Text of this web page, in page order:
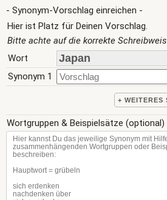
- Synonym-Vorschlag einreichen -
Hier ist Platz für Deinen Vorschlag.
Bitte achte auf die korrekte
Wort
Synonym 1
+ WEITERES
Wortgruppen & Beispielsätze (optional)